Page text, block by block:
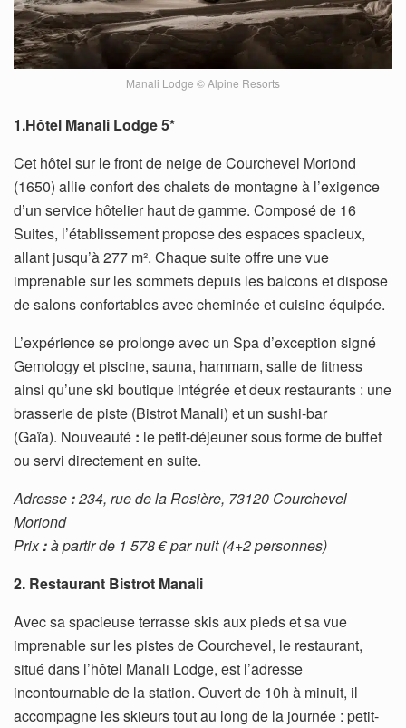
Manali Lodge © Alpine Resorts
1.Hôtel Manali Lodge 5*
Cet hôtel sur le front de neige de Courchevel Moriond
(1650) allie confort des chalets de montagne à l’exigence
d’un service hôtelier haut de gamme. Composé de 16
Suites, l’établissement propose des espaces spacieux,
allant jusqu’à 277 m². Chaque suite offre une vue
imprenable sur les sommets depuis les balcons et dispose
de salons confortables avec cheminée et cuisine équipée.
L’expérience se prolonge avec un Spa d’exception signé
Gemology et piscine, sauna, hammam, salle de fitness
ainsi qu’une ski boutique intégrée et deux restaurants : une
brasserie de piste (Bistrot Manali) et un sushi-bar
(Gaïa). Nouveauté : le petit-déjeuner sous forme de buffet
ou servi directement en suite.
Adresse :234, rue de la Rosière, 73120 Courchevel
Moriond
Prix:à partir de 1 578 € par nuit (4+2 personnes)
2. Restaurant Bistrot Manali
Avec sa spacieuse terrasse skis aux pieds et sa vue
imprenable sur les pistes de Courchevel, le restaurant,
situé dans l’hôtel Manali Lodge, est l’adresse
incontournable de la station. Ouvert de 10h à minuit, il
accompagne les skieurs tout au long de la journée : petit-